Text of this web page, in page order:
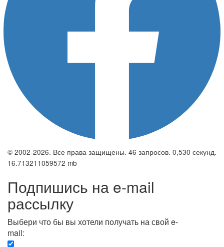
© 2002-2026. Все права защищены. 46 запросов. 0,530 секунд.
16.713211059572 mb
Подпишись на e-mail
рассылку
Выбери что бы вы хотели получать на свой e-
mail: